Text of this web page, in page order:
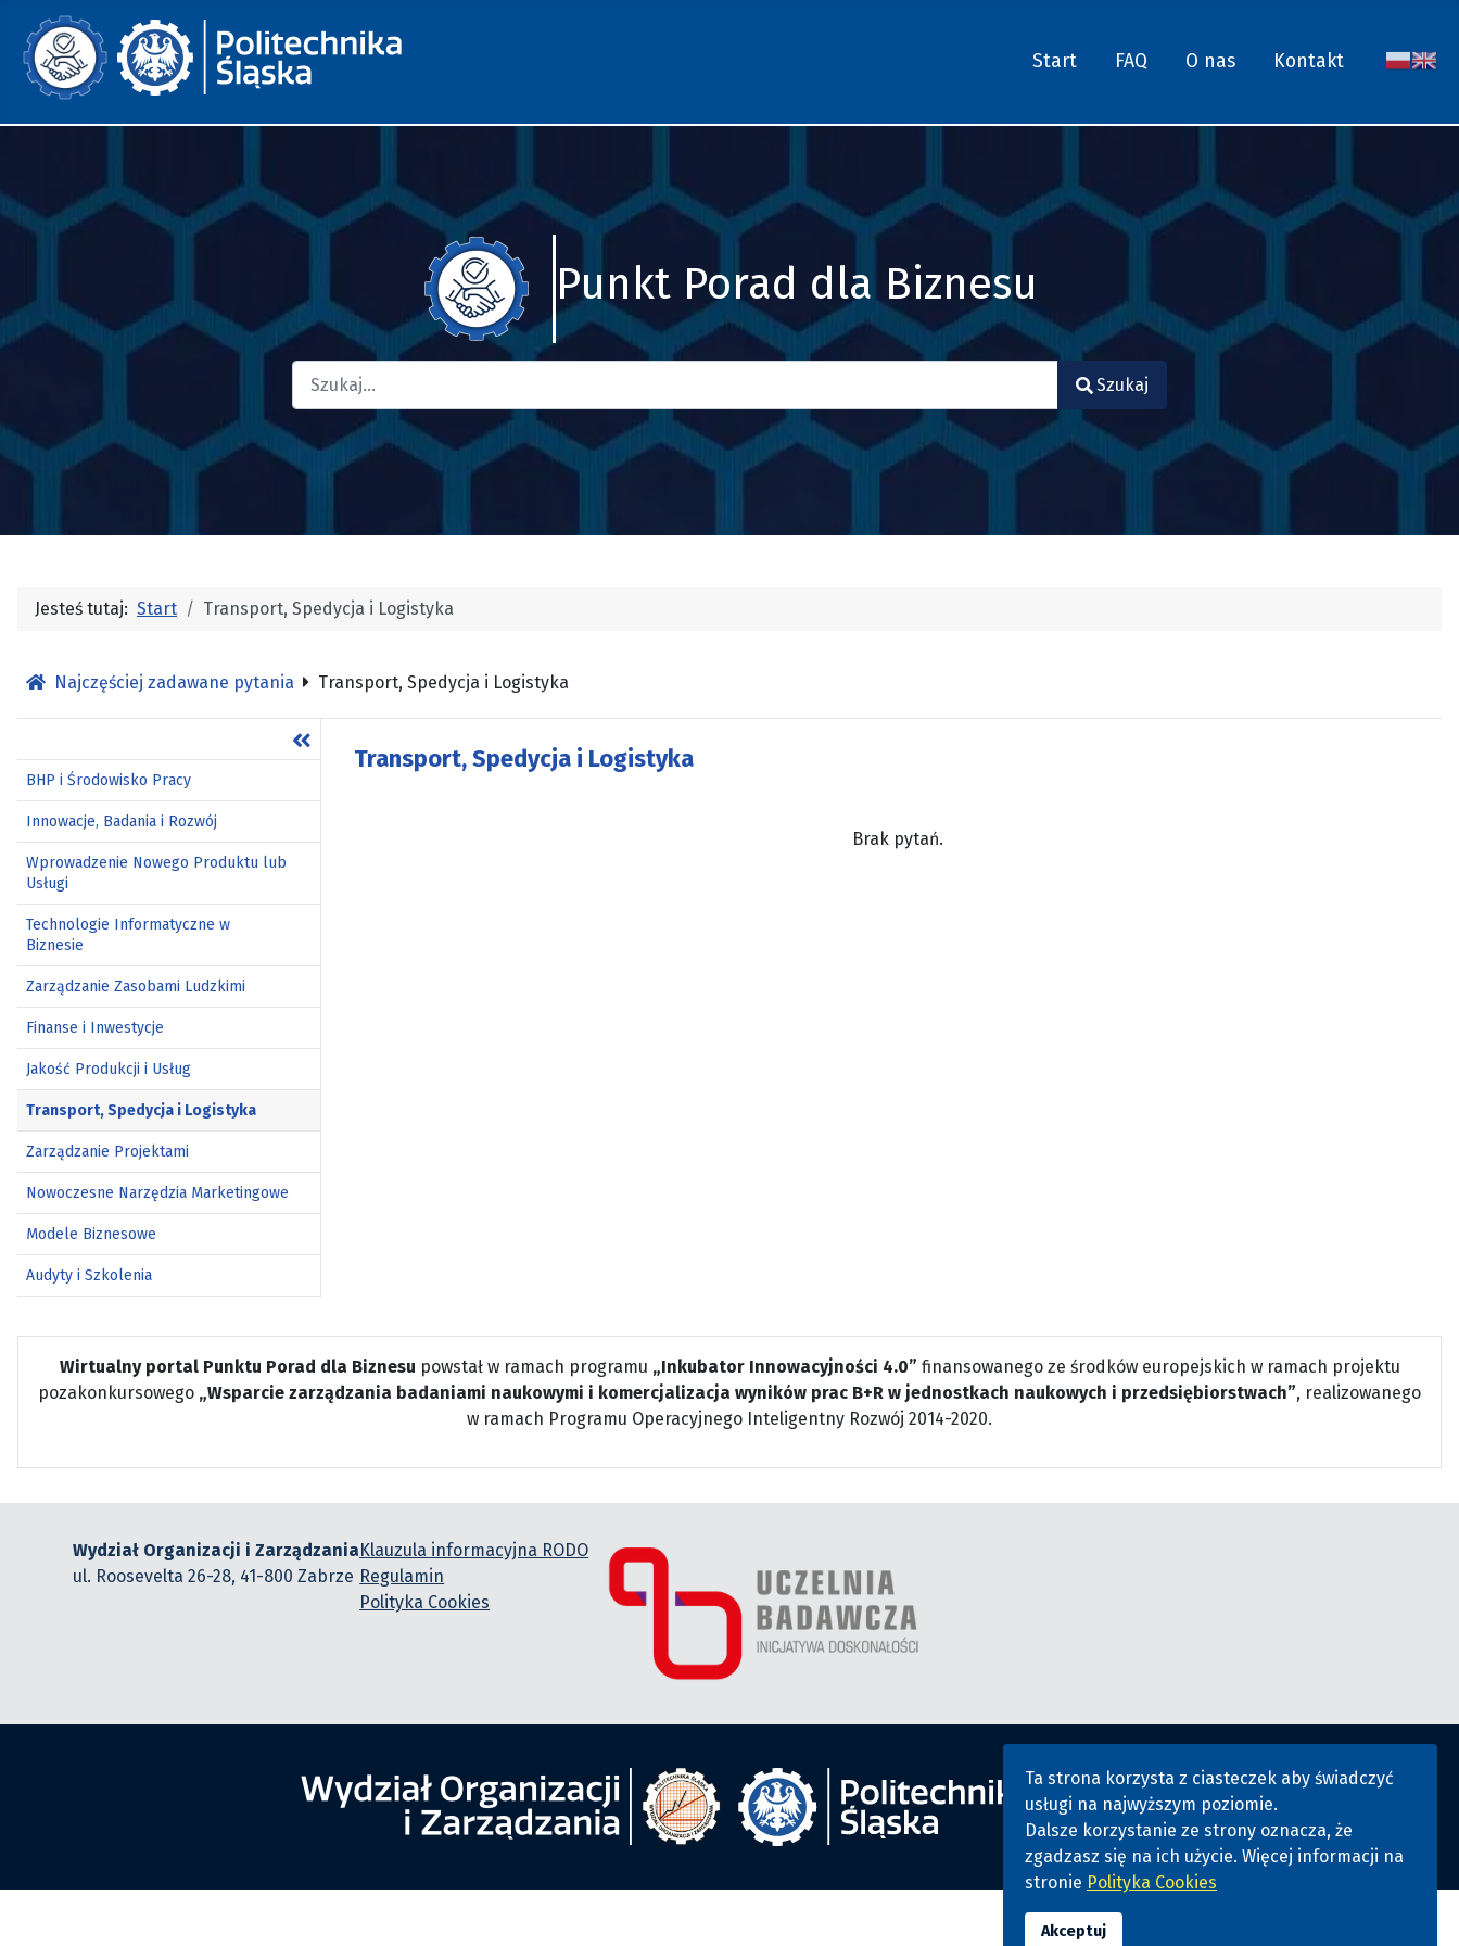
Start FAQ O nas Kontakt
Punkt Porad dla Biznesu
Type 2 or more characters for results.
Szukaj
Jesteś tutaj: Start Transport, Spedycja i Logistyka
Najczęściej zadawane pytania Transport, Spedycja i Logistyka
BHP i Środowisko Pracy
Innowacje, Badania i Rozwój
Wprowadzenie Nowego Produktu lub
Usługi
Technologie Informatyczne w
Biznesie
Zarządzanie Zasobami Ludzkimi
Finanse i Inwestycje
Jakość Produkcji i Usług
Transport, Spedycja i Logistyka
Zarządzanie Projektami
Nowoczesne Narzędzia Marketingowe
Modele Biznesowe
Audyty i Szkolenia
Transport, Spedycja i Logistyka
Brak pytań.
Wirtualny portal Punktu Porad dla Biznesu powstał w ramach programu „Inkubator Innowacyjności 4.0” finansowanego ze środków europejskich w ramach projektu
pozakonkursowego „Wsparcie zarządzania badaniami naukowymi i komercjalizacja wyników prac B+R w jednostkach naukowych i przedsiębiorstwach”, realizowanego
w ramach Programu Operacyjnego Inteligentny Rozwój 2014-2020.
Wydział Organizacji i Zarządzania
ul. Roosevelta 26-28, 41-800 Zabrze
Klauzula informacyjna RODO
Regulamin
Polityka Cookies
Ta strona korzysta z ciasteczek aby świadczyć
usługi na najwyższym poziomie.
Dalsze korzystanie ze strony oznacza, że
zgadzasz się na ich użycie. Więcej informacji na
stronie Polityka Cookies
Akceptuj